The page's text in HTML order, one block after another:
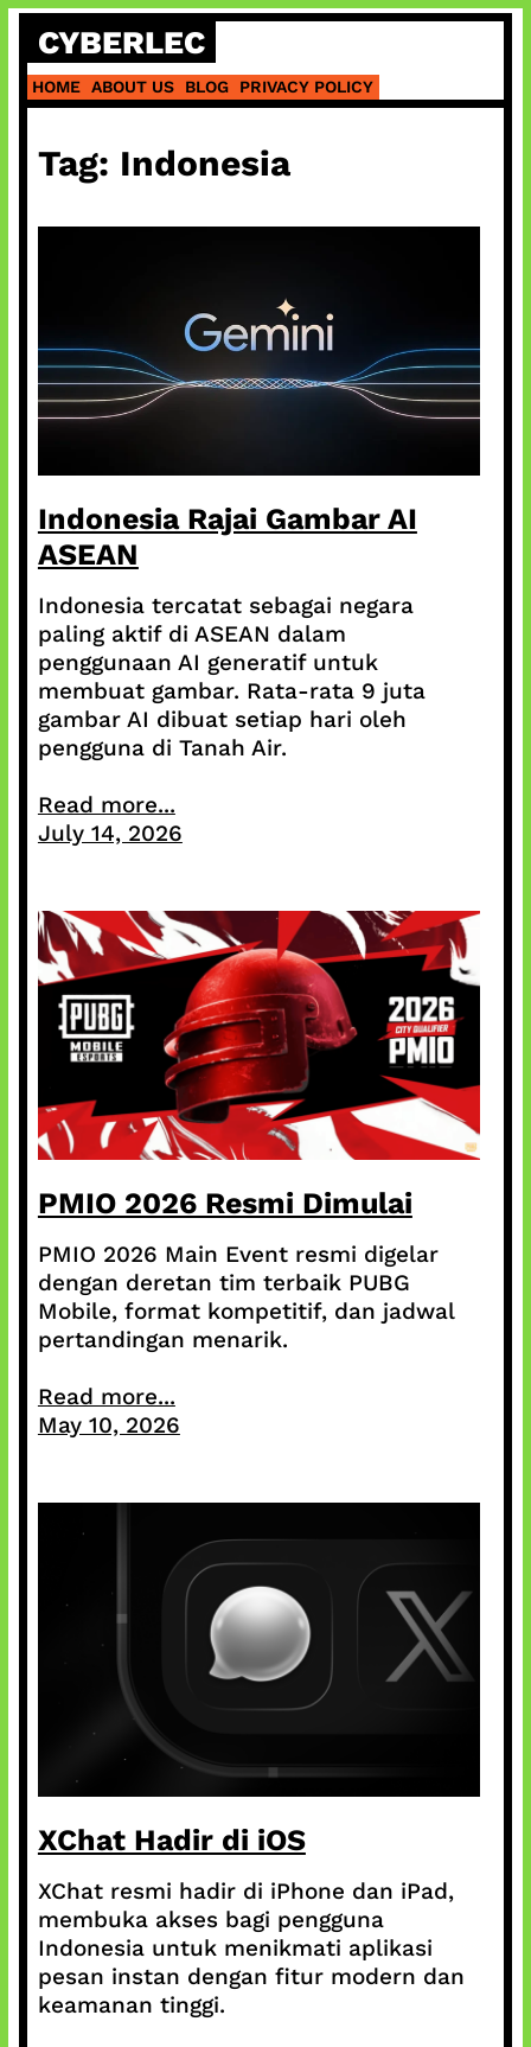
Skip
content
CYBERLEC
HOME ABOUT US BLOG PRIVACY POLICY
Tag: Indonesia
Indonesia Rajai Gambar AI
ASEAN
Indonesia tercatat sebagai negara
paling aktif di ASEAN dalam
penggunaan AI generatif untuk
membuat gambar. Rata-rata 9 juta
gambar AI dibuat setiap hari oleh
pengguna di Tanah Air.
Read more...
July 14, 2026
PMIO 2026 Resmi Dimulai
PMIO 2026 Main Event resmi digelar
dengan deretan tim terbaik PUBG
Mobile, format kompetitif, dan jadwal
pertandingan menarik.
Read more...
May 10, 2026
XChat Hadir di iOS
XChat resmi hadir di iPhone dan iPad,
membuka akses bagi pengguna
Indonesia untuk menikmati aplikasi
pesan instan dengan fitur modern dan
keamanan tinggi.